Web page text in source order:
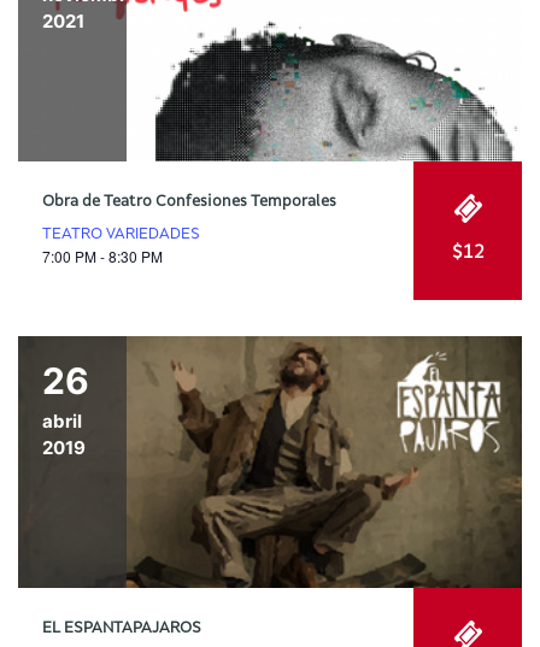
2021
Obra de Teatro Confesiones Temporales
TEATRO VARIEDADES
7:00 PM - 8:30 PM $12
26
abril
2019
EL ESPANTAPAJAROS